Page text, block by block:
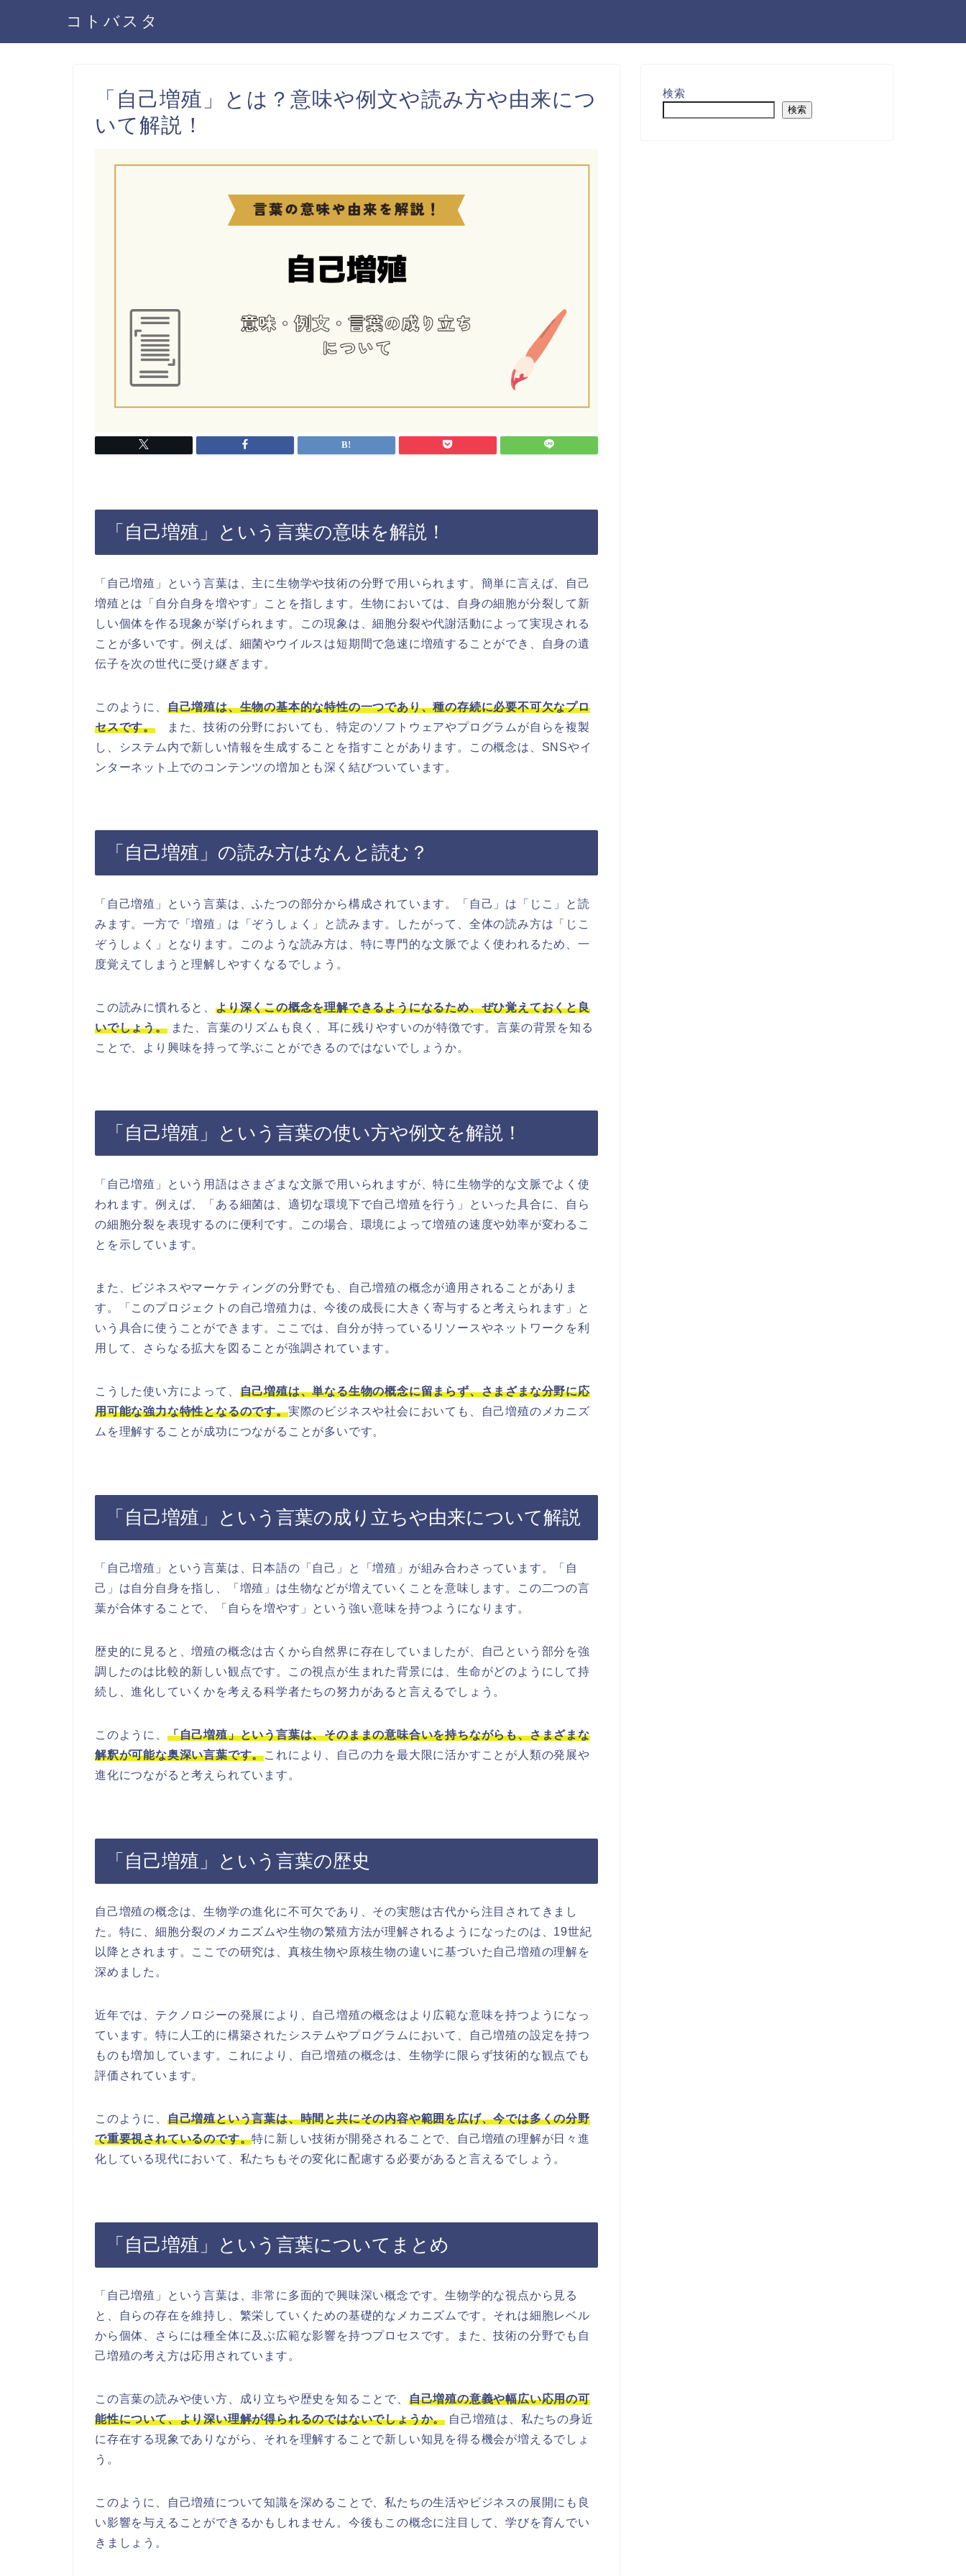
コトバスタ
「自己増殖」とは？意味や例文や読み方や由来につ
いて解説！
「自己増殖」という言葉の意味を解説！
「自己増殖」という言葉は、主に生物学や技術の分野で用いられます。簡単に言えば、自己
増殖とは「自分自身を増やす」ことを指します。生物においては、自身の細胞が分裂して新
しい個体を作る現象が挙げられます。この現象は、細胞分裂や代謝活動によって実現される
ことが多いです。例えば、細菌やウイルスは短期間で急速に増殖することができ、自身の遺
伝子を次の世代に受け継ぎます。
このように、 自己増殖は、生物の基本的な特性の一つであり、種の存続に必要不可欠なプロ
セスです。 また、技術の分野においても、特定のソフトウェアやプログラムが自らを複製
し、システム内で新しい情報を生成することを指すことがあります。この概念は、SNSやイ
ンターネット上でのコンテンツの増加とも深く結びついています。
「自己増殖」の読み方はなんと読む？
「自己増殖」という言葉は、ふたつの部分から構成されています。「自己」は「じこ」と読
みます。一方で「増殖」は「ぞうしょく」と読みます。したがって、全体の読み方は「じこ
ぞうしょく」となります。このような読み方は、特に専門的な文脈でよく使われるため、一
度覚えてしまうと理解しやすくなるでしょう。
この読みに慣れると、 より深くこの概念を理解できるようになるため、ぜひ覚えておくと良
いでしょう。また、言葉のリズムも良く、耳に残りやすいのが特徴です。言葉の背景を知る
ことで、より興味を持って学ぶことができるのではないでしょうか。
「自己増殖」という言葉の使い方や例文を解説！
「自己増殖」という用語はさまざまな文脈で用いられますが、特に生物学的な文脈でよく使
われます。例えば、「ある細菌は、適切な環境下で自己増殖を行う」といった具合に、自ら
の細胞分裂を表現するのに便利です。この場合、環境によって増殖の速度や効率が変わるこ
とを示しています。
また、ビジネスやマーケティングの分野でも、自己増殖の概念が適用されることがありま
す。「このプロジェクトの自己増殖力は、今後の成長に大きく寄与すると考えられます」と
いう具合に使うことができます。ここでは、自分が持っているリソースやネットワークを利
用して、さらなる拡大を図ることが強調されています。
こうした使い方によって、 自己増殖は、単なる生物の概念に留まらず、さまざまな分野に応
用可能な強力な特性となるのです。実際のビジネスや社会においても、自己増殖のメカニズ
ムを理解することが成功につながることが多いです。
「自己増殖」という言葉の成り立ちや由来について解説
「自己増殖」という言葉は、日本語の「自己」と「増殖」が組み合わさっています。「自
己」は自分自身を指し、「増殖」は生物などが増えていくことを意味します。この二つの言
葉が合体することで、「自らを増やす」という強い意味を持つようになります。
歴史的に見ると、増殖の概念は古くから自然界に存在していましたが、自己という部分を強
調したのは比較的新しい観点です。この視点が生まれた背景には、生命がどのようにして持
続し、進化していくかを考える科学者たちの努力があると言えるでしょう。
このように、 「自己増殖」という言葉は、そのままの意味合いを持ちながらも、さまざまな
解釈が可能な奥深い言葉です。これにより、自己の力を最大限に活かすことが人類の発展や
進化につながると考えられています。
「自己増殖」という言葉の歴史
自己増殖の概念は、生物学の進化に不可欠であり、その実態は古代から注目されてきまし
た。特に、細胞分裂のメカニズムや生物の繁殖方法が理解されるようになったのは、19世紀
以降とされます。ここでの研究は、真核生物や原核生物の違いに基づいた自己増殖の理解を
深めました。
近年では、テクノロジーの発展により、自己増殖の概念はより広範な意味を持つようになっ
ています。特に人工的に構築されたシステムやプログラムにおいて、自己増殖の設定を持つ
ものも増加しています。これにより、自己増殖の概念は、生物学に限らず技術的な観点でも
評価されています。
このように、 自己増殖という言葉は、時間と共にその内容や範囲を広げ、今では多くの分野
で重要視されているのです。特に新しい技術が開発されることで、自己増殖の理解が日々進
化している現代において、私たちもその変化に配慮する必要があると言えるでしょう。
「自己増殖」という言葉についてまとめ
「自己増殖」という言葉は、非常に多面的で興味深い概念です。生物学的な視点から見る
と、自らの存在を維持し、繁栄していくための基礎的なメカニズムです。それは細胞レベル
から個体、さらには種全体に及ぶ広範な影響を持つプロセスです。また、技術の分野でも自
己増殖の考え方は応用されています。
この言葉の読みや使い方、成り立ちや歴史を知ることで、 自己増殖の意義や幅広い応用の可
能性について、より深い理解が得られるのではないでしょうか。 自己増殖は、私たちの身近
に存在する現象でありながら、それを理解することで新しい知見を得る機会が増えるでしょ
う。
このように、自己増殖について知識を深めることで、私たちの生活やビジネスの展開にも良
い影響を与えることができるかもしれません。今後もこの概念に注目して、学びを育んでい
きましょう。
検索
検索